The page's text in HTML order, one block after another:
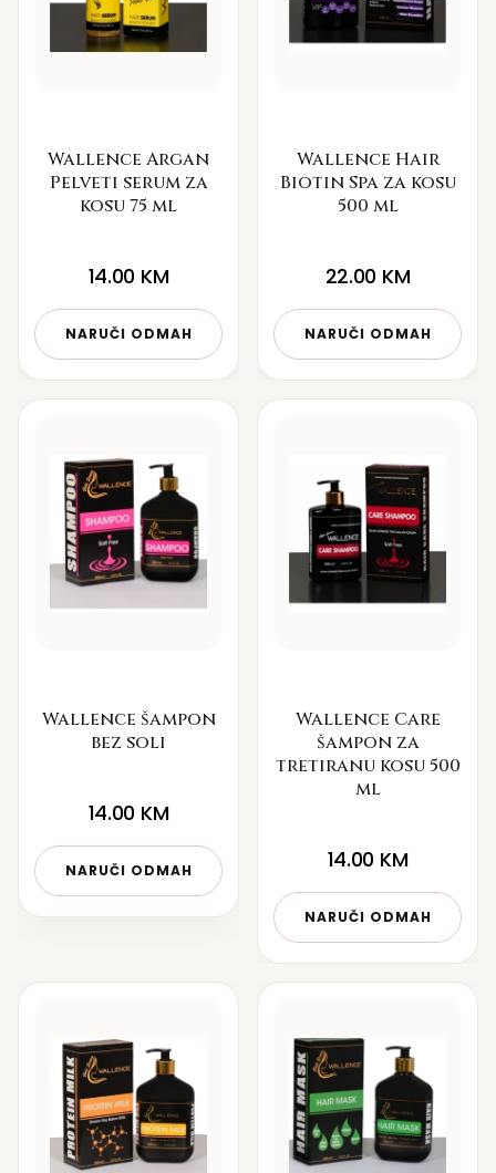
Wallence Argan
Pelveti serum za
kosu 75 ml
14.00 KM
NARUČI ODMAH
Wallence Hair
Biotin Spa za kosu
500 ml
22.00 KM
NARUČI ODMAH
Wallence šampon
bez soli
14.00 KM
NARUČI ODMAH
Wallence Care
šampon za
tretiranu kosu 500
ml
14.00 KM
NARUČI ODMAH